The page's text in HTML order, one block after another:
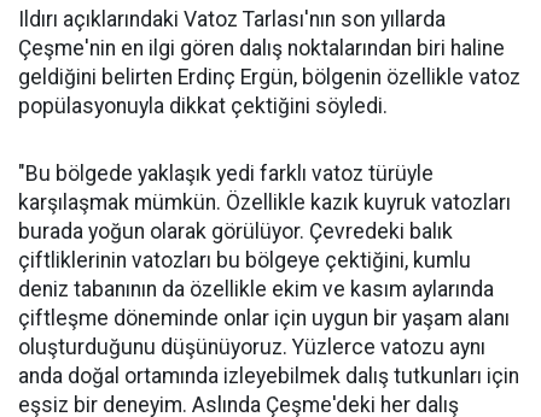
Ildırı açıklarındaki Vatoz Tarlası'nın son yıllarda
Çeşme'nin en ilgi gören dalış noktalarından biri haline
geldiğini belirten Erdinç Ergün, bölgenin özellikle vatoz
popülasyonuyla dikkat çektiğini söyledi.
"Bu bölgede yaklaşık yedi farklı vatoz türüyle
karşılaşmak mümkün. Özellikle kazık kuyruk vatozları
burada yoğun olarak görülüyor. Çevredeki balık
çiftliklerinin vatozları bu bölgeye çektiğini, kumlu
deniz tabanının da özellikle ekim ve kasım aylarında
çiftleşme döneminde onlar için uygun bir yaşam alanı
oluşturduğunu düşünüyoruz. Yüzlerce vatozu aynı
anda doğal ortamında izleyebilmek dalış tutkunları için
eşsiz bir deneyim. Aslında Çeşme'deki her dalış